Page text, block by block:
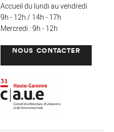
Accueil du lundi au vendredi
9h - 12h / 14h - 17h
Mercredi : 9h - 12h
NOUS CONTACTER